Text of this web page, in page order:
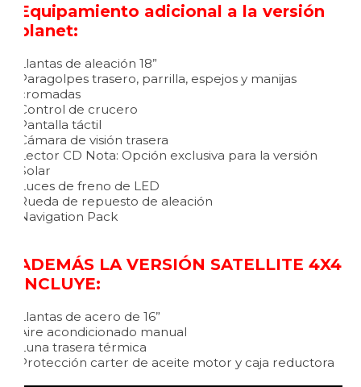
Equipamiento adicional a la versión
planet:
Llantas de aleación 18”
Paragolpes trasero, parrilla, espejos y manijas
cromadas
Control de crucero
Pantalla táctil
Cámara de visión trasera
Lector CD Nota: Opción exclusiva para la versión
Solar
Luces de freno de LED
Rueda de repuesto de aleación
Navigation Pack
ADEMÁS LA VERSIÓN SATELLITE 4X4
INCLUYE:
Llantas de acero de 16”
Aire acondicionado manual
Luna trasera térmica
Protección carter de aceite motor y caja reductora